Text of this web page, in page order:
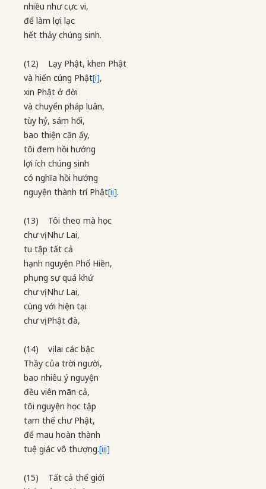
nhiều như cực vi,
để làm lợi lạc
hết thảy chúng sinh.
(12) Lạy Phật, khen Phật
và hiến cúng Phật[i],
xin Phật ở đời
và chuyển pháp luân,
tùy hỷ, sám hối,
bao thiện căn ấy,
tôi đem hồi hướng
lợi ích chúng sinh
có nghĩa hồi hướng
nguyện thành trí Phật[ii].
(13) Tôi theo mà học
chư vị Như Lai,
tu tập tất cả
hạnh nguyện Phổ Hiền,
phụng sự quá khứ
chư vị Như Lai,
cùng với hiện tại
chư vị Phật đà,
(14) vị lai các bậc
Thầy của trời người,
bao nhiêu ý nguyện
đều viên mãn cả,
tôi nguyện học tập
tam thế chư Phật,
để mau hoàn thành
tuệ giác vô thượng.[iii]
(15) Tất cả thế giới